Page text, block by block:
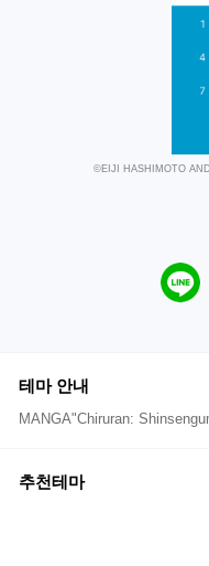
©EIJI HASHIMOTO
테마 안내
MANGA"Chiruran:
추천테마